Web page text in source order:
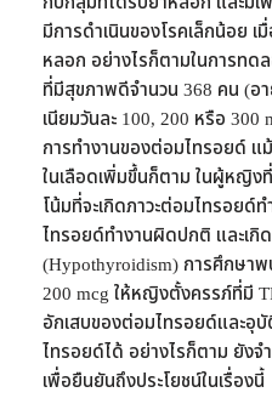
มีการดำเนินของโรคเล็กน้อย
หลอก อย่างไรก็ตามในการท
ที่มีสุขภาพดีจำนวน 368 คน (อา
เนียมวันละ 100, 200 หรือ 300
การทำงานของต่อมไทรอยด์ แม้
ในเลือดเพิ่มขึ้นก็ตาม ในผู้หญิง
โน้มที่จะเกิดภาวะต่อมไทรอย
ไทรอยด์ทำงานผิดปกติ และเกิ
(Hypothyroidism) การศึกษาพ
200 mcg ให้หญิงตั้งครรภ์ที่มี
อักเสบของต่อมไทรอยด์และอุ
ไทรอยด์ได้ อย่างไรก็ตาม ยัง
เพื่อยืนยันถึงประโยชน์ในเรื่องนี้